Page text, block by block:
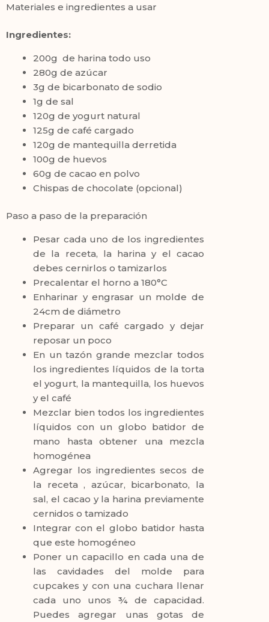
Materiales e ingredientes a usar
Ingredientes:
200g de harina todo uso
280g de azúcar
3g de bicarbonato de sodio
1g de sal
120g de yogurt natural
125g de café cargado
120g de mantequilla derretida
100g de huevos
60g de cacao en polvo
Chispas de chocolate (opcional)
Paso a paso de la preparación
Pesar cada uno de los ingredientes
de la receta, la harina y el cacao
debes cernirlos o tamizarlos
Precalentar el horno a 180°C
Enharinar y engrasar un molde de
24cm de diámetro
Preparar un café cargado y dejar
reposar un poco
En un tazón grande mezclar todos
los ingredientes líquidos de la torta
el yogurt, la mantequilla, los huevos
y el café
Mezclar bien todos los ingredientes
líquidos con un globo batidor de
mano hasta obtener una mezcla
homogénea
Agregar los ingredientes secos de
la receta , azúcar, bicarbonato, la
sal, el cacao y la harina previamente
cernidos o tamizado
Integrar con el globo batidor hasta
que este homogéneo
Poner un capacillo en cada una de
las cavidades del molde para
cupcakes y con una cuchara llenar
cada uno unos ¾ de capacidad.
Puedes agregar unas gotas de